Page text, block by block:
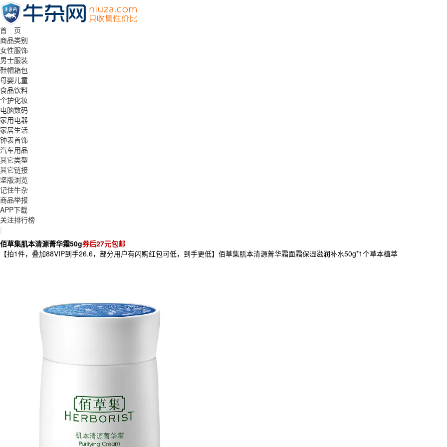
首 页
商品类别
女性服饰
男士服装
鞋帽箱包
母婴儿童
食品饮料
个护化妆
电脑数码
家用电器
家居生活
钟表首饰
汽车用品
其它类型
其它链接
坚版浏览
记住牛杂
商品举报
APP下载
关注排行榜
|
佰草集肌本清源菁华霜50g券后27元包邮
【拍1件，叠加88VIP到手26.6，部分用户有闪购红包可低，到手更低】佰草集肌本清源菁华霜面霜保湿滋润补水50g*1个草本植萃